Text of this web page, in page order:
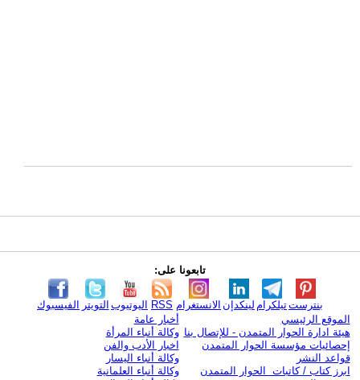
تابعونا على:
الفيسبوك التويتر اليوتيوب RSS الانستغرام لينكدإن تيلكرامبنترست
الموقع الرئيسي
هيئة ادارة الحوار المتمدن - للإتصال بنا
إحصائيات مؤسسة الحوار المتمدن
قواعد النشر
ابرز كتاب / كاتبات الحوار المتمدن
أخبار عامة
وكالة أنباء المرأة
اخبار الأدب والفن
وكالة أنباء اليسار
وكالة أنباء العلمانية